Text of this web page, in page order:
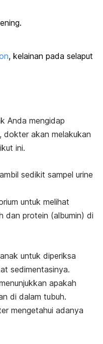
, kelainan pada selaput
Anda mengidap
dokter akan melakukan
ini.
sedikit sampel urine
untuk melihat
dan protein (albumin) di
untuk diperiksa
sedimentasinya.
apakah
di dalam tubuh.
mengetahui adanya